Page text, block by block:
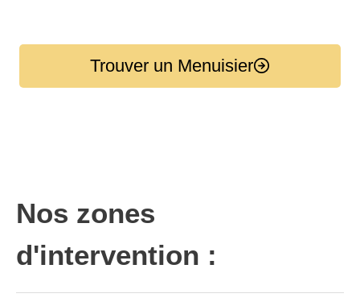
Trouver un Menuisier
Nos zones
d'intervention :